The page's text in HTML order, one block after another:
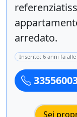
arredato.
Inserito: 6 anni fa alle
Sei